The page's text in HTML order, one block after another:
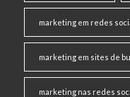
marketing em redes
marketing em sites de
marketing nas redes